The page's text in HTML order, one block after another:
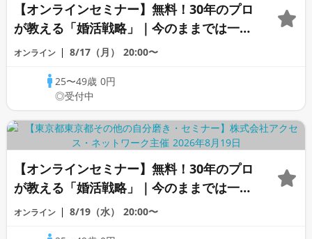
【オンラインセミナー】無料！30年のプロ
が教える「婚活戦略」｜今のままでは一生
変わらないと感じる男性へ
オンライン 8/17（月） 20:00〜
25〜49歳0円
◎受付中
【オンラインセミナー】無料！30年のプロ
が教える「婚活戦略」｜今のままでは一生
変わらないと感じる男性へ
オンライン 8/19（水） 20:00〜